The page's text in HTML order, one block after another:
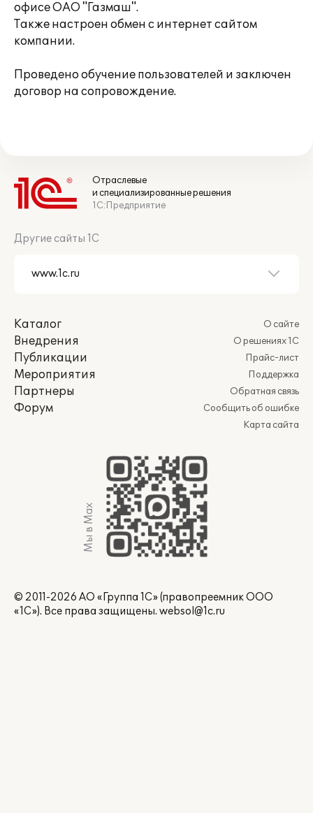
офисе ОАО "Газмаш".
Также настроен обмен с интернет сайтом
компании.
Проведено обучение пользователей и заключен
договор на сопровождение.
Отраслевые
и специализированные решения
1С:Предприятие
Другие сайты 1С
Каталог
Внедрения
Публикации
Мероприятия
Партнеры
Форум
О сайте
О решениях 1С
Прайс-лист
Поддержка
Обратная связь
Сообщить об ошибке
Карта сайта
Мы в Max
© 2011-2026 АО «Группа 1С» (правопреемник ООО
«1С»). Все права защищены. websol@1c.ru